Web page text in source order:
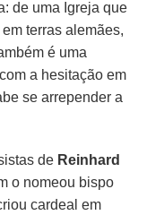
de uma Igreja que
terras alemães,
é uma
com a hesitação em
se arrepender a
de Reinhard
o nomeou bispo
cardeal em